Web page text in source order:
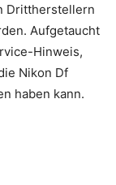
Drittherstellern
Aufgetaucht
Hinweis,
Nikon Df
haben kann.